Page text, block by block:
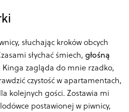
słuchając kroków obcych
słychać śmiech, głośną
zagląda do mnie rzadko,
czystość w apartamentach,
kolejnych gości. Zostawia mi
postawionej w piwnicy,